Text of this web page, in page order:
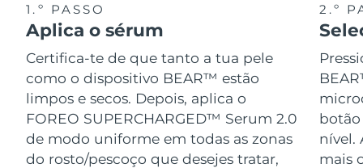
1.º PASSO
Aplica o sérum
Certifica-te de que tanto a tua pele
como o dispositivo BEAR™ estão
limpos e secos. Depois, aplica o
FOREO SUPERCHARGED™ Serum 2.0
de modo uniforme em todas as zonas
do rosto/pescoço que desejes tratar,
2.º
nível.
mais